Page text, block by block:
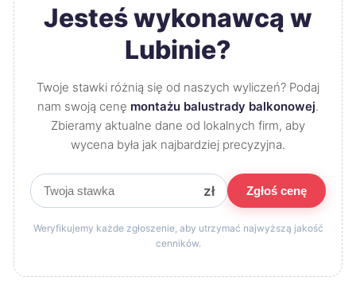
Jesteś wykonawcą w
Lubinie?
Twoje stawki różnią się od naszych wyliczeń? Podaj
nam swoją cenę montażu balustrady balkonowej.
Zbieramy aktualne dane od lokalnych firm, aby
wycena była jak najbardziej precyzyjna.
zł Zgłoś cenę
Weryfikujemy każde zgłoszenie, aby utrzymać najwyższą jakość
cenników.